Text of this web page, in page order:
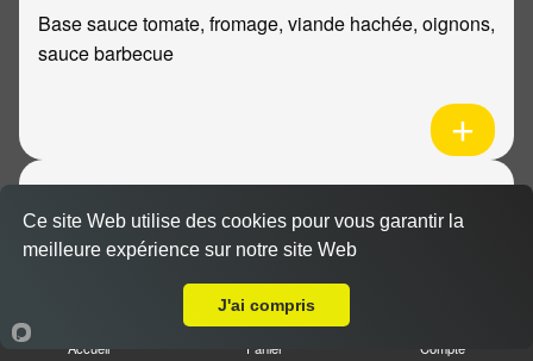
Base sauce tomate, fromage, viande hachée, oignons,
sauce barbecue
Pizza mexicaine
Dès10.00 €
Base sauce tomate, fromage, poulet, pommes de
terre, ananas, sauce barbecue
Accueil Panier Compte
Ce site Web utilise des cookies pour vous garantir la
meilleure expérience sur notre site Web
J'ai compris